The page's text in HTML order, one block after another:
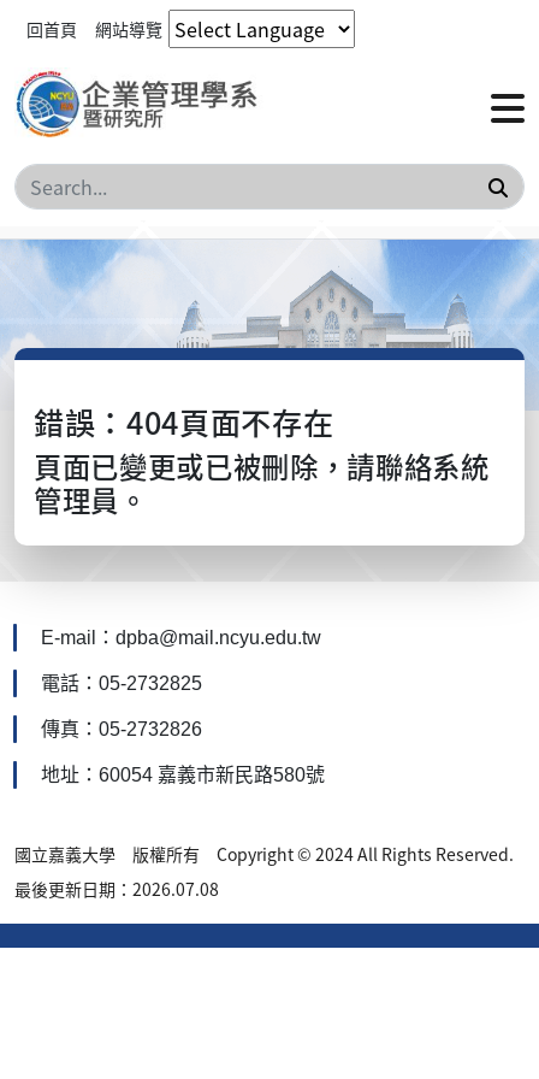
回首頁 網站導覽
搜
錯誤：404頁面不存在
頁面已變更或已被刪除，請聯絡系統
管理員。
E-mail：dpba@mail.ncyu.edu.tw
電話：05-2732825
傳真：05-2732826
地址：60054 嘉義市新民路580號
國立嘉義大學 版權所有 Copyright © 2024 All Rights Reserved.
最後更新日期：2026.07.08